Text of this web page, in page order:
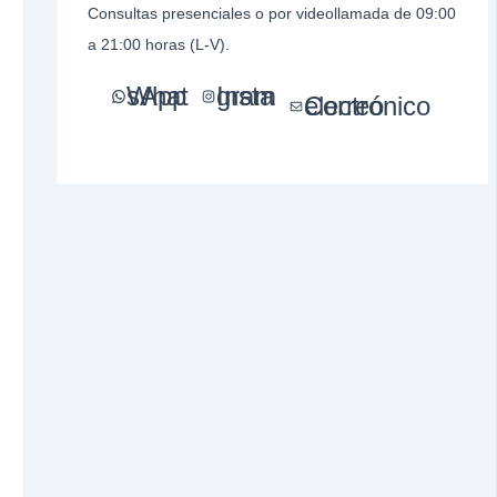
Consultas presenciales o por videollamada de 09:00
a 21:00 horas (L-V).
WhatsApp Instagram Correo electrónico